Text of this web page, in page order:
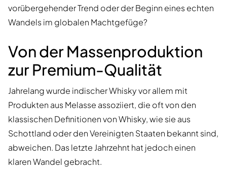
vorübergehender Trend oder der Beginn eines echten
Wandels im globalen Machtgefüge?
Von der Massenproduktion
zur Premium-Qualität
Jahrelang wurde indischer Whisky vor allem mit
Produkten aus Melasse assoziiert, die oft von den
klassischen Definitionen von Whisky, wie sie aus
Schottland oder den Vereinigten Staaten bekannt sind,
abweichen. Das letzte Jahrzehnt hat jedoch einen
klaren Wandel gebracht.